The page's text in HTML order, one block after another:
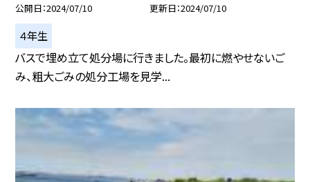
公開日 2024/07/10 更新日 2024/07/10
４年生
バスで埋め立て処分場に行きました。最初に燃やせないご
み、粗大ごみの処分工場を見学...